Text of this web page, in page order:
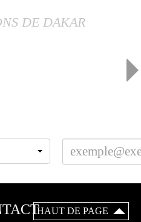
DE DAKAR
HAUT DE PAGE